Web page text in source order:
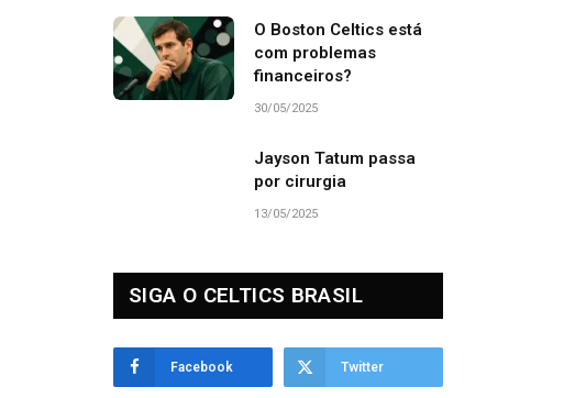
O Boston Celtics está
com problemas
financeiros?
30/05/2025
Jayson Tatum passa
por cirurgia
13/05/2025
SIGA O CELTICS BRASIL
Facebook Twitter